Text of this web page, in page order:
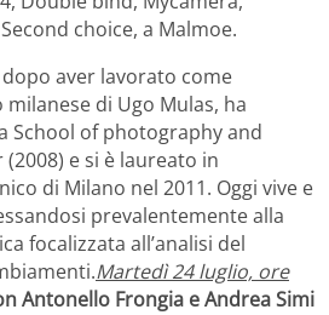
choice, a Malmoe.
aver lavorato come
di Ugo Mulas, ha
School of photography and
e si è laureato in
di Milano nel 2011. Oggi vive e
prevalentemente alla
focalizzata all’analisi del
Martedì 24 luglio, ore
Antonello Frongia e Andrea Simi